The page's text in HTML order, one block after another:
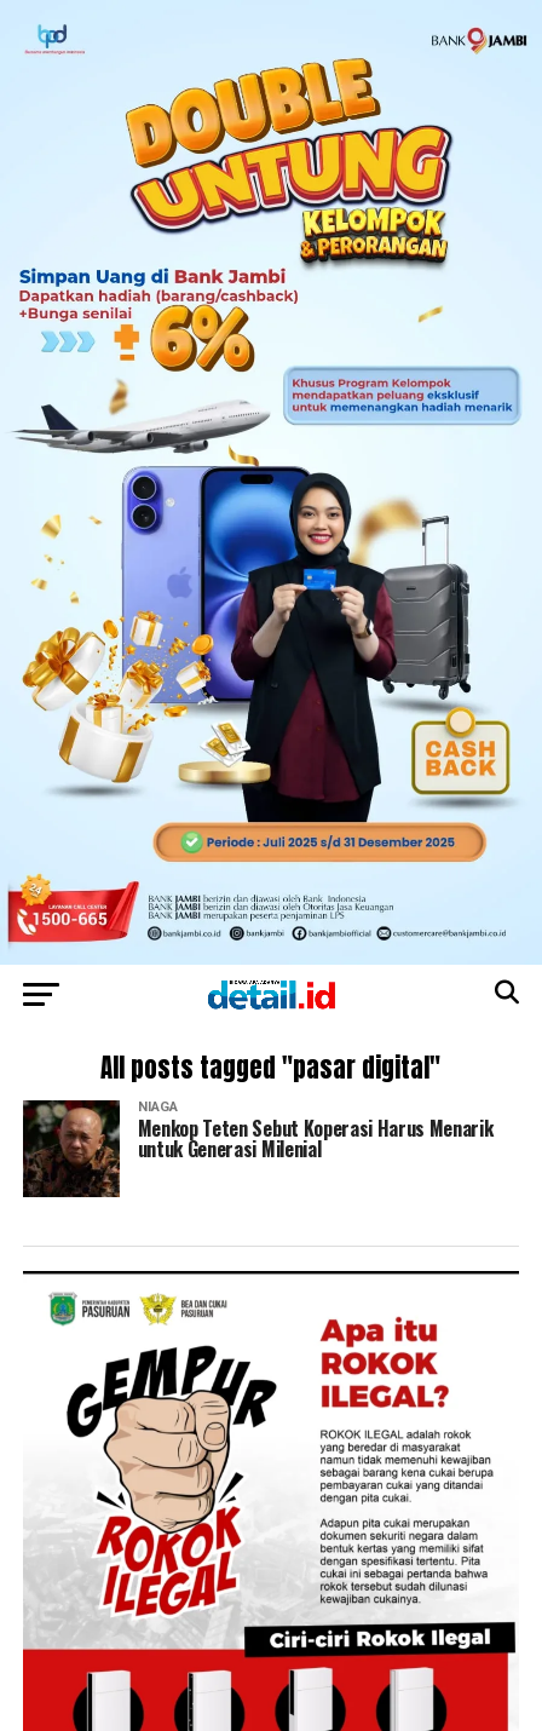
All posts tagged "pasar digital"
NIAGA
Menkop Teten Sebut Koperasi Harus Menarik
untuk Generasi Milenial